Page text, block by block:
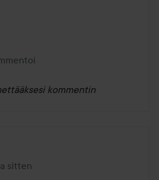
kommentin
sitten
6 kuukautta sitten